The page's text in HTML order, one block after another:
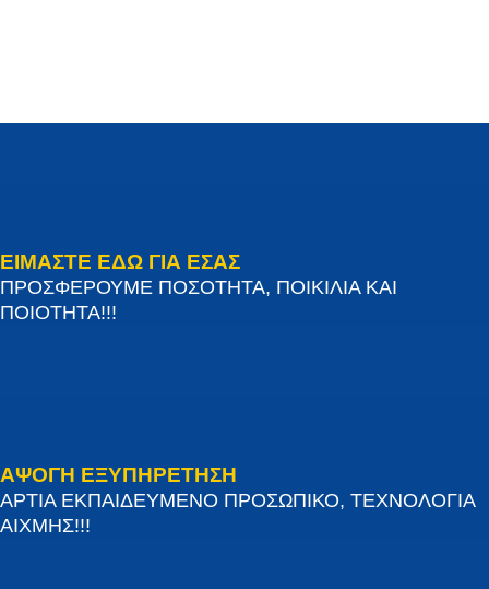
ΕΙΜΑΣΤΕ ΕΔΩ ΓΙΑ ΕΣΑΣ
ΠΡΟΣΦΕΡΟΥΜΕ ΠΟΣΟΤΗΤΑ, ΠΟΙΚΙΛΙΑ ΚΑΙ
ΠΟΙΟΤΗΤΑ!!!
ΑΨΟΓΗ ΕΞΥΠΗΡΕΤΗΣΗ
ΑΡΤΙΑ ΕΚΠΑΙΔΕΥΜΕΝΟ ΠΡΟΣΩΠΙΚΟ, ΤΕΧΝΟΛΟΓΙΑ
ΑΙΧΜΗΣ!!!